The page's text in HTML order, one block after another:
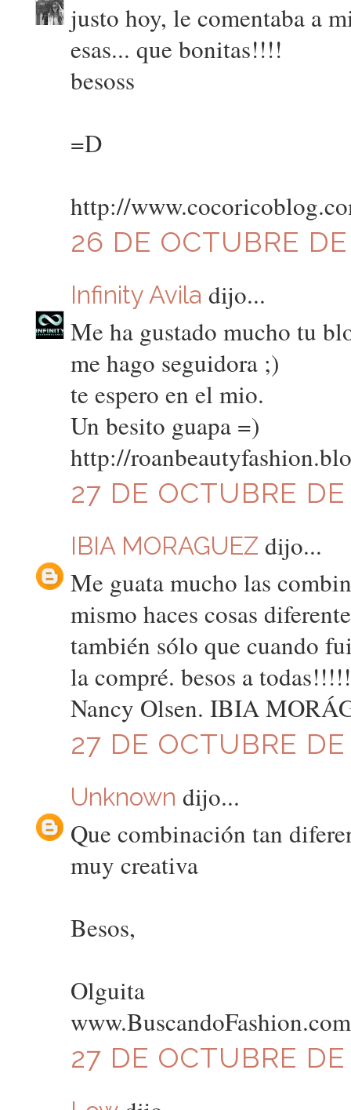
justo hoy, le comentaba a
esas... que bonitas!!!!
besoss
=D
http://
26 DE OCTUBRE
Infinity Avila dijo...
Me ha gustado mucho tu
me hago seguidora ;)
te espero en el mio.
Un besito guapa =)
http://
27 DE OCTUBRE
IBIA MORAGUEZ dijo...
Me guata mucho las
mismo haces cosas
también sólo que cuando
la compré. besos a
Nancy Olsen. IBIA
27 DE OCTUBRE
Unknown dijo...
Que combinación tan
muy creativa
Besos,
Olguita
www.BuscandoFashion.com
27 DE OCTUBRE